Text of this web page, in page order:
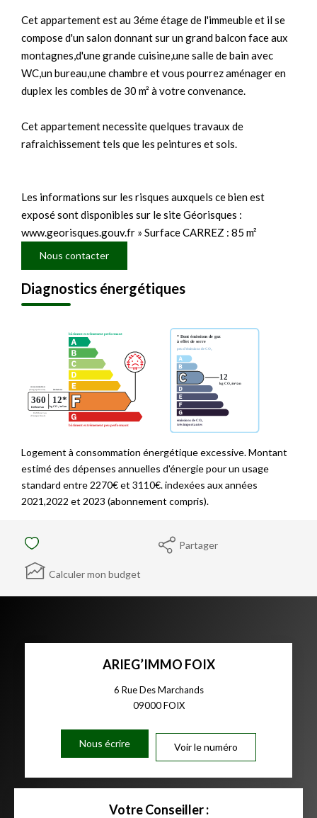
Cet appartement est au 3éme étage de l'immeuble et il se
compose d'un salon donnant sur un grand balcon face aux
montagnes,d'une grande cuisine,une salle de bain avec
WC,un bureau,une chambre et vous pourrez aménager en
duplex les combles de 30 m² à votre convenance.
Cet appartement necessite quelques travaux de
rafraichissement tels que les peintures et sols.
Les informations sur les risques auxquels ce bien est
exposé sont disponibles sur le site Géorisques :
www.georisques.gouv.fr » Surface CARREZ : 85 m²
Nous contacter
Diagnostics énergétiques
Logement à consommation énergétique excessive. Montant
estimé des dépenses annuelles d'énergie pour un usage
standard entre 2270€ et 3110€. indexées aux années
2021,2022 et 2023 (abonnement compris).
Partager
Calculer mon budget
ARIEG’IMMO FOIX
6 Rue Des Marchands
09000FOIX
Nous écrire Voir le numéro
Votre Conseiller :